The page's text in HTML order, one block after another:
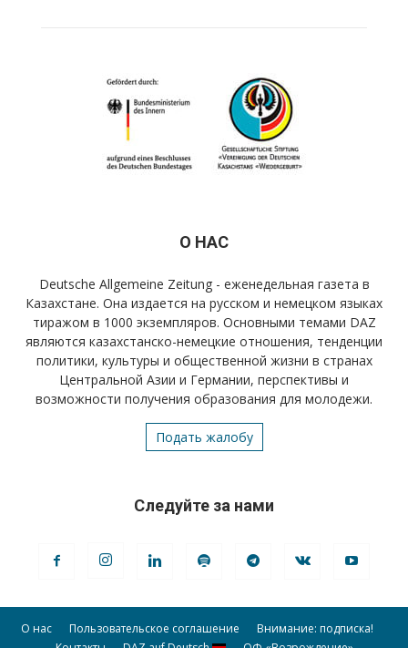
О НАС
Deutsche Allgemeine Zeitung - еженедельная газета в
Казахстане. Она издается на русском и немецком языках
тиражом в 1000 экземпляров. Основными темами DAZ
являются казахстанско-немецкие отношения, тенденции
политики, культуры и общественной жизни в странах
Центральной Азии и Германии, перспективы и
возможности получения образования для молодежи.
Подать жалобу
Следуйте за нами
О нас Пользовательское соглашение
Внимание: подписка!